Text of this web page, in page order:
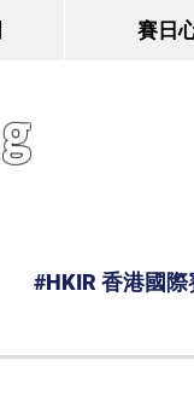
賽日
#HKIR 香港國際